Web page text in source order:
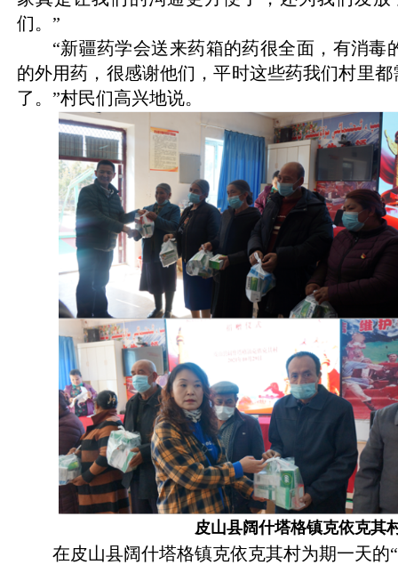
们。”
“新疆药学会送来药箱的药很全面，有消
的外用药，很感谢他们，平时这些药我们村里
了。”村民们高兴地说。
皮山县阔什塔格镇克依克其
在皮山县阔什塔格镇克依克其村为期一天